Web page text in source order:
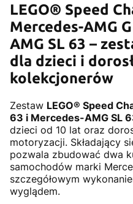
LEGO® Speed
Mercedes-AMG
AMG SL 63 –
dla dzieci i
kolekcjonerów
Zestaw LEGO® Speed
63 i Mercedes-AMG SL
dzieci od 10 lat oraz
motoryzacji. Składający
pozwala zbudować dwa
samochodów marki
szczegółowym
wyglądem.